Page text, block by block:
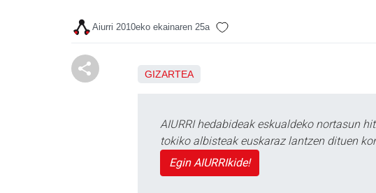
Aiurri 2010eko ekainaren 25a
GIZARTEA
AIURRI hedabideak eskualdeko nortasun
tokiko albisteak euskaraz lantzen dituen
Egin AIURRIkide!